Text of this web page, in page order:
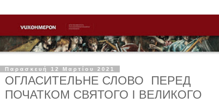
Παρασκευή 12 Μαρτίου 2021
ОГЛАСИТЕЛЬНЕ СЛОВО ПЕРЕД
ПОЧАТКОМ СВЯТОГО І ВЕЛИКОГО